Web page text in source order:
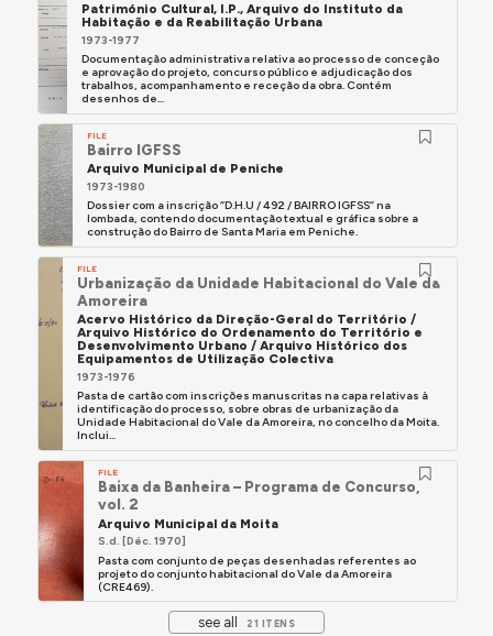
Património Cultural, I.P., Arquivo do Instituto da
Habitação e da Reabilitação Urbana
1973-1977
Documentação administrativa relativa ao processo de conceção
e aprovação do projeto, concurso público e adjudicação dos
trabalhos, acompanhamento e receção da obra. Contém
desenhos de...
FILE
Bairro IGFSS
Arquivo Municipal de Peniche
1973-1980
Dossier com a inscrição “D.H.U / 492 / BAIRRO IGFSS” na
lombada, contendo documentação textual e gráfica sobre a
construção do Bairro de Santa Maria em Peniche.
FILE
Urbanização da Unidade Habitacional do Vale da
Amoreira
Acervo Histórico da Direção-Geral do Território /
Arquivo Histórico do Ordenamento do Território e
Desenvolvimento Urbano / Arquivo Histórico dos
Equipamentos de Utilização Colectiva
1973-1976
Pasta de cartão com inscrições manuscritas na capa relativas à
identificação do processo, sobre obras de urbanização da
Unidade Habitacional do Vale da Amoreira, no concelho da Moita.
Inclui...
FILE
Baixa da Banheira – Programa de Concurso,
vol. 2
Arquivo Municipal da Moita
S.d. [Déc. 1970]
Pasta com conjunto de peças desenhadas referentes ao
projeto do conjunto habitacional do Vale da Amoreira
(CRE469).
see all 21 ITENS